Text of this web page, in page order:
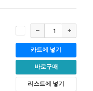
카트에 넣기
바로구매
리스트에 넣기